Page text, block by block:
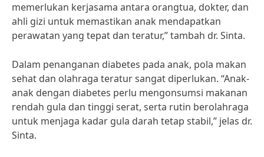
memerlukan kerjasama antara orangtua, dokter, dan
ahli gizi untuk memastikan anak mendapatkan
perawatan yang tepat dan teratur,” tambah dr. Sinta.
Dalam penanganan diabetes pada anak, pola makan
sehat dan olahraga teratur sangat diperlukan. “Anak-
anak dengan diabetes perlu mengonsumsi makanan
rendah gula dan tinggi serat, serta rutin berolahraga
untuk menjaga kadar gula darah tetap stabil,” jelas dr.
Sinta.